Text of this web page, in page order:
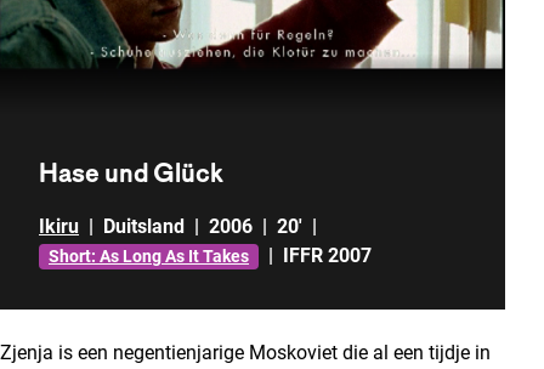
Hase und Glück
Ikiru Duitsland 2006 20'
Short: As Long As It Takes IFFR 2007
Zjenja is een negentienjarige Moskoviet die al een tijdje in